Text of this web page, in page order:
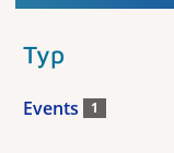
Typ
Events 1